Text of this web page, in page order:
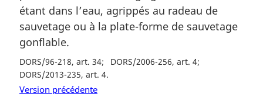
étant dans l’eau, agrippés au radeau de
sauvetage ou à la plate-forme de sauvetage
gonflable.
DORS/96-218, art. 34
DORS/2006-256, art. 4
DORS/2013-235, art. 4
Version précédente